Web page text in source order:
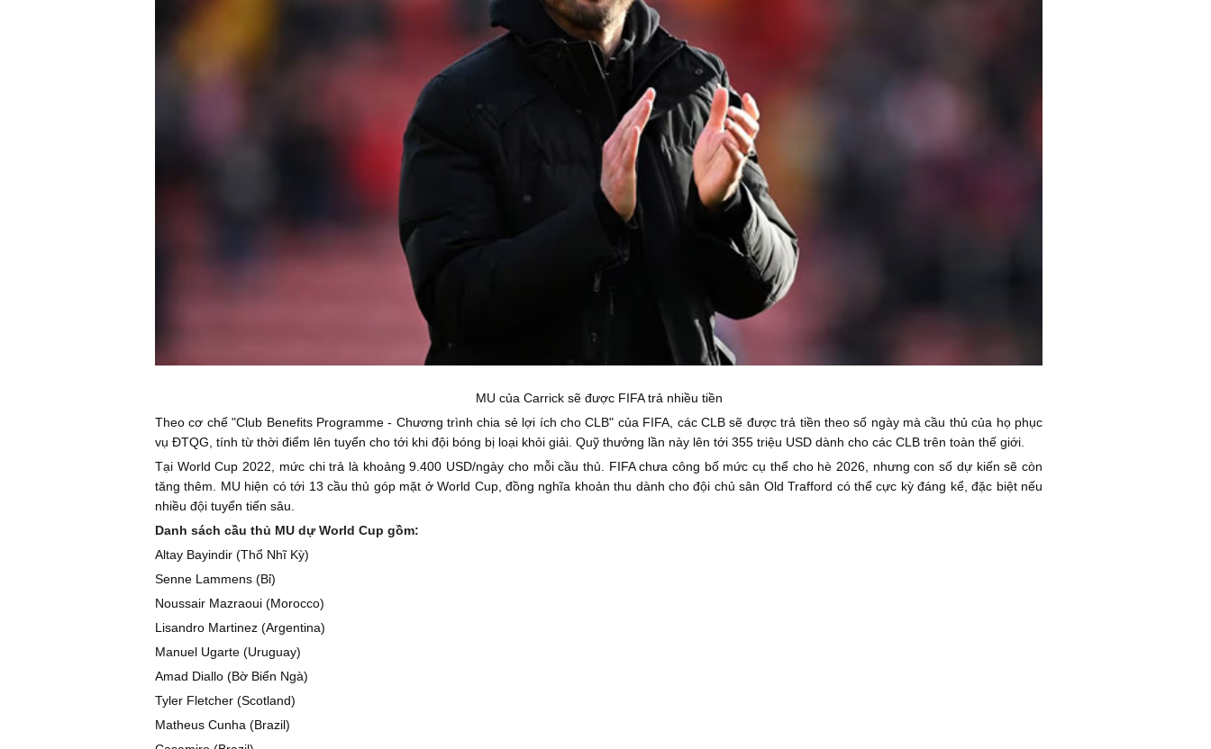
MU của Carrick sẽ được FIFA trả nhiều tiền
Theo cơ chế "Club Benefits Programme - Chương trình chia sẻ lợi ích cho CLB" của FIFA, các CLB sẽ được trả tiền theo số ngày mà cầu thủ của họ phục
vụ ĐTQG, tính từ thời điểm lên tuyển cho tới khi đội bóng bị loại khỏi giải. Quỹ thưởng lần này lên tới 355 triệu USD dành cho các CLB trên toàn thế giới.
Tại World Cup 2022, mức chi trả là khoảng 9.400 USD/ngày cho mỗi cầu thủ. FIFA chưa công bố mức cụ thể cho hè 2026, nhưng con số dự kiến sẽ còn
tăng thêm. MU hiện có tới 13 cầu thủ góp mặt ở World Cup, đồng nghĩa khoản thu dành cho đội chủ sân Old Trafford có thể cực kỳ đáng kể, đặc biệt nếu
nhiều đội tuyển tiến sâu.
Danh sách cầu thủ MU dự World Cup gồm:
Altay Bayindir (Thổ Nhĩ Kỳ)
Senne Lammens (Bỉ)
Noussair Mazraoui (Morocco)
Lisandro Martinez (Argentina)
Manuel Ugarte (Uruguay)
Amad Diallo (Bờ Biển Ngà)
Tyler Fletcher (Scotland)
Matheus Cunha (Brazil)